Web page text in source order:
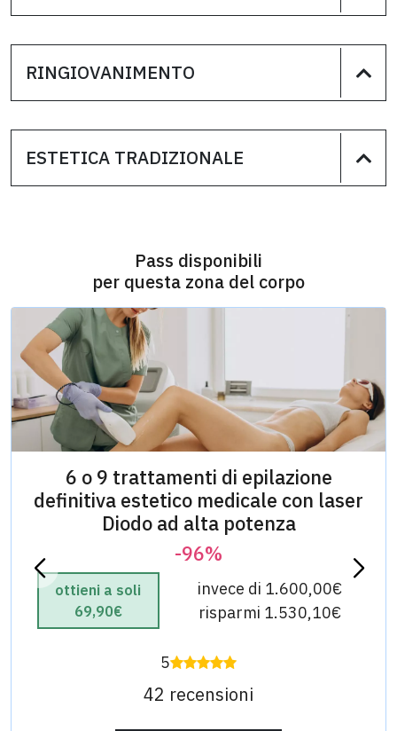
RINGIOVANIMENTO
ESTETICA TRADIZIONALE
Pass disponibili
per questa zona del corpo
6 o 9 trattamenti di epilazione
definitiva estetico medicale con laser
Diodo ad alta potenza
-96%
ottieni a soli
69,90€
invece di 1.600,00€
risparmi 1.530,10€
5
42 recensioni